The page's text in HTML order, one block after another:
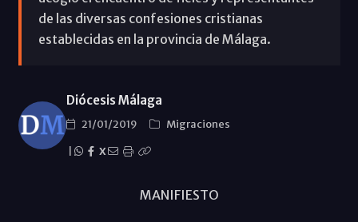
de las diversas confesiones cristianas
establecidas en la provincia de Málaga.
Diócesis Málaga
21/01/2019
Migraciones
X
MANIFIESTO